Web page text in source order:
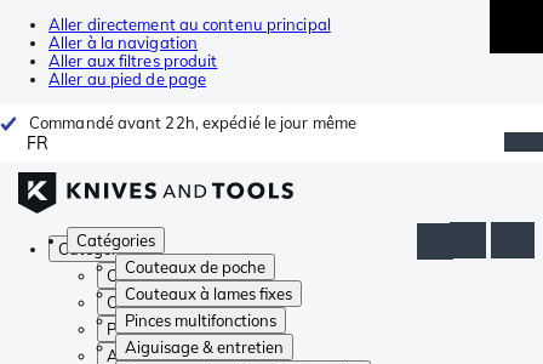
Aller directement au contenu principal
Aller à la navigation
Aller aux filtres produit
Aller au pied de page
Commandé avant 22h, expédié le jour même
FR
Catégories
Couteaux de poche
Couteaux à lames fixes
Pinces multifonctions
Aiguisage & entretien
Catégories
Couteaux de poche
Couteaux à lames fixes
Pinces multifonctions
Aiguisage & entretien